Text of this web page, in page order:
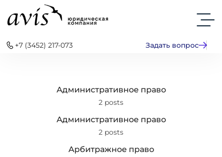
+7 (3452) 217-073 Задать вопрос
Административное право
2 posts
Административное право
2 posts
Арбитражное право